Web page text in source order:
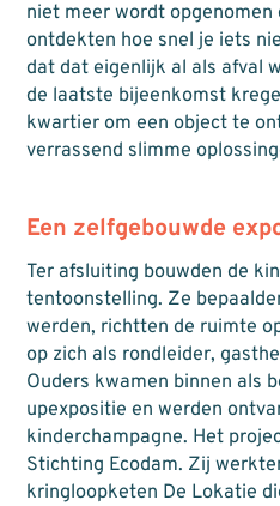
niet meer wordt
ontdekten hoe snel je iets
dat dat eigenlijk al als afval
de laatste bijeenkomst
kwartier om een object te
verrassend slimme
Een zelfgebouwde
Ter afsluiting bouwden de
tentoonstelling. Ze
werden, richtten de ruimte
op zich als rondleider,
Ouders kwamen binnen als
upexpositie en werden
kinderchampagne. Het
Stichting Ecodam. Zij
kringloopketen De Lokatie